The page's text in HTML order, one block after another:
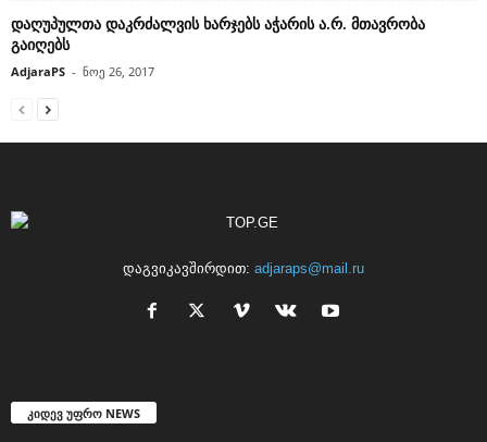
დაღუპულთა დაკრძალვის ხარჯებს აჭარის ა.რ. მთავრობა
გაიღებს
AdjaraPS - ნოე 26, 2017
დაგვიკავშირდით: adjaraps@mail.ru
კიდევ უფრო NEWS